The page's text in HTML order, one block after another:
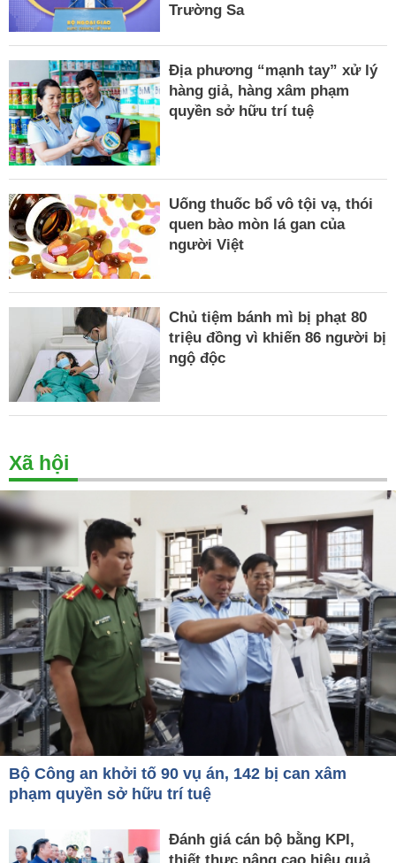
Trường Sa
Địa phương “mạnh tay” xử lý
hàng giả, hàng xâm phạm
quyền sở hữu trí tuệ
Uống thuốc bổ vô tội vạ, thói
quen bào mòn lá gan của
người Việt
Chủ tiệm bánh mì bị phạt 80
triệu đồng vì khiến 86 người bị
ngộ độc
Xã hội
Bộ Công an khởi tố 90 vụ án, 142 bị can xâm
phạm quyền sở hữu trí tuệ
Đánh giá cán bộ bằng KPI,